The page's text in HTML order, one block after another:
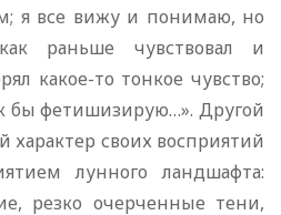
я все вижу и понимаю, но
раньше чувствовал и
какое-то тонкое чувство;
бы фетишизирую…». Другой
характер своих восприятий
лунного ландшафта:
резко очерченные тени,